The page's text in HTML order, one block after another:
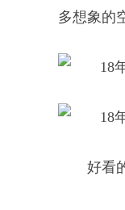
多想象的
好看